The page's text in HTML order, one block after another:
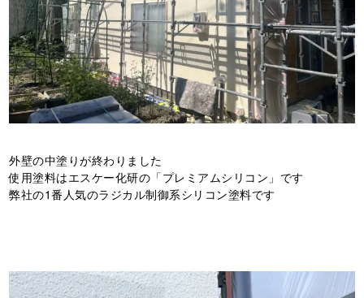
外壁の中塗りが終わりました
使用塗料はエスケー化研の「プレミアムシリコン」です
弊社の1番人気のラジカル制御系シリコン塗料です